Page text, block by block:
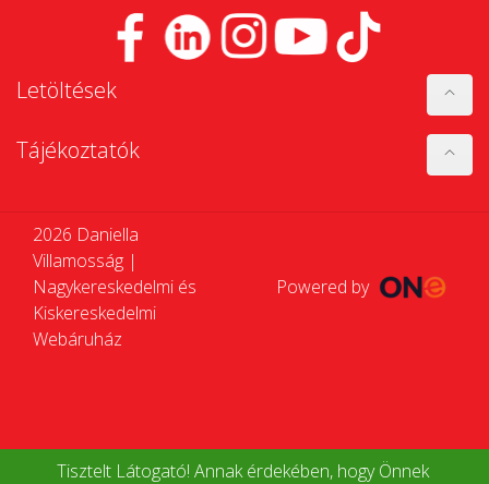
Tisztelt Látogató! Annak érdekében, hogy Önnek
Letöltések
Tájékoztatók
2026 Daniella
Villamosság |
Nagykereskedelmi és
Kiskereskedelmi
Webáruház
Powered by